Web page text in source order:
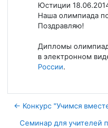
Юстиции
Наша олимпиада
Поздравляю!
Дипломы
в электронном
России.
← Конкурс "Учимся
Семинар для учителей